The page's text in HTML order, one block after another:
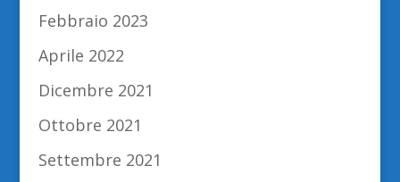
Febbraio 2023
Aprile 2022
Dicembre 2021
Ottobre 2021
Settembre 2021